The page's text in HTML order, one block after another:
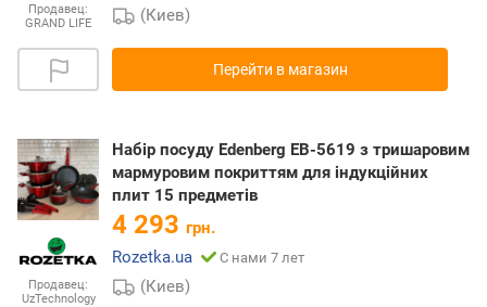
Продавец:
GRAND LIFE
(Киев)
Перейти в магазин
Продавец:
UzTechnology
Набір посуду Edenberg EB-5619 з тришаровим
мармуровим покриттям для індукційних
плит 15 предметів
4 293 грн.
Rozetka.ua
С нами 7 лет
(Киев)